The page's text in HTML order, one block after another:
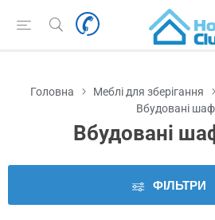
Наявність
Ціна
Серія
Головна Меблі для зберігання
Вбудовані
Вбудовані
ФІЛЬТРИ